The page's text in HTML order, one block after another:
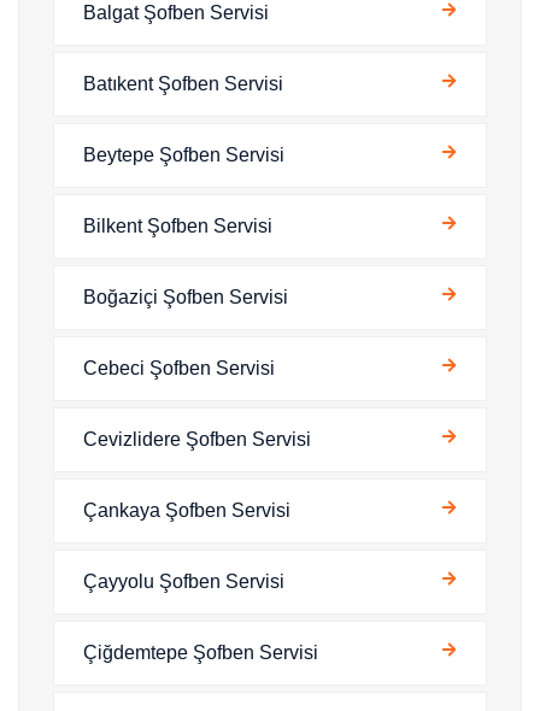
Balgat Şofben Servisi
Batıkent Şofben Servisi
Beytepe Şofben Servisi
Bilkent Şofben Servisi
Boğaziçi Şofben Servisi
Cebeci Şofben Servisi
Cevizlidere Şofben Servisi
Çankaya Şofben Servisi
Çayyolu Şofben Servisi
Çiğdemtepe Şofben Servisi